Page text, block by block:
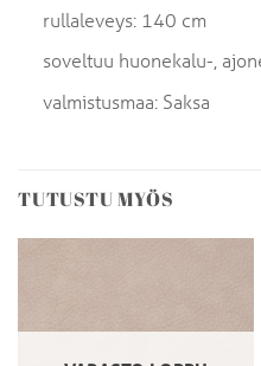
rullaleveys: 140 cm
soveltuu huonekalu-,
valmistusmaa: Saksa
TUTUSTU MYÖS